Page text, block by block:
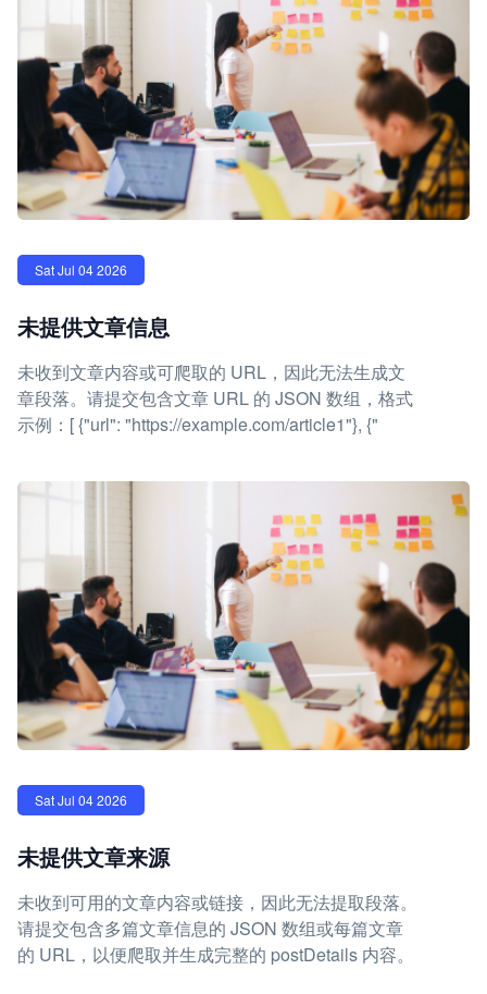
Sat Jul 04 2026
未提供文章信息
未收到文章内容或可爬取的 URL，因此无法生成文
章段落。请提交包含文章 URL 的 JSON 数组，格式
示例：[ {"url": "https://example.com/article1"}, {"
Sat Jul 04 2026
未提供文章来源
未收到可用的文章内容或链接，因此无法提取段落。
请提交包含多篇文章信息的 JSON 数组或每篇文章
的 URL，以便爬取并生成完整的 postDetails 内容。